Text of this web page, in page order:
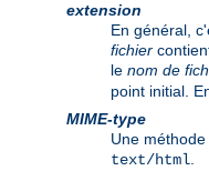
extension
En général,
fichier
le nom de
point initial.
MIME-type
Une
text/html